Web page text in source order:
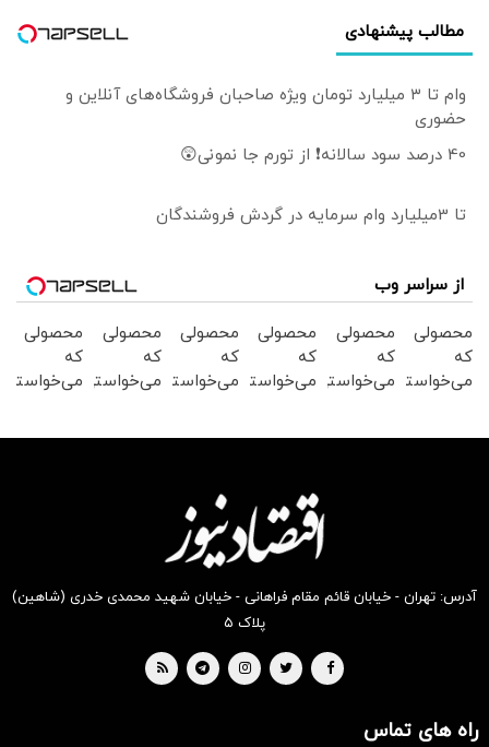
مطالب پیشنهادی
وام تا ۳ میلیارد تومان ویژه صاحبان فروشگاه‌های آنلاین و
حضوری
40 درصد سود سالانه❗ از تورم جا نمونی😲
تا 3میلیارد وام سرمایه در گردش فروشندگان
از سراسر وب
محصولی
که
می‌خواستی
محصولی
که
می‌خواستی
محصولی
که
می‌خواستی
بخر !
محصولی
که
می‌خواستی
بخر !
محصولی
که
می‌خواستی
محصولی
که
می‌خواستی
آدرس: تهران - خیابان قائم مقام فراهانی - خیابان شهید محمدی خدری (شاهین)
پلاک ۵
راه های تماس